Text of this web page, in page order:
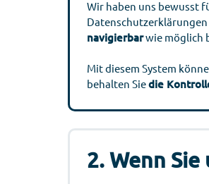
Wir haben uns bewusst
navigierbarwie möglich
Mit diesem System
behalten Siedie
2. Wenn